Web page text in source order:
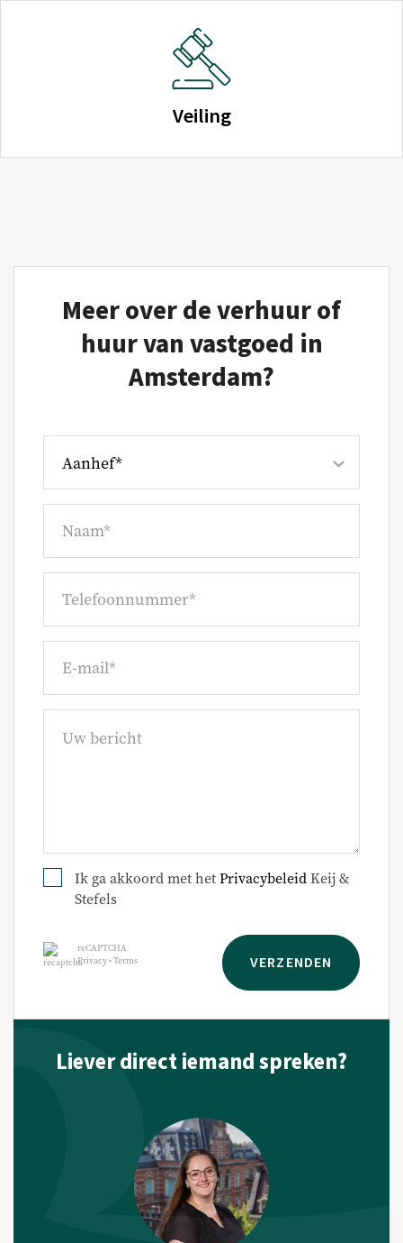
Veiling
Meer over de verhuur of
huur van vastgoed in
Amsterdam?
Aanhef*
Ik ga akkoord met hetPrivacybeleidKeij &
Stefels
reCAPTCHA
Privacy•Terms VERZENDEN
Liever direct iemand spreken?